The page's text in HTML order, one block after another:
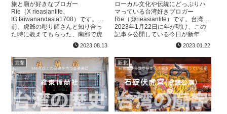
旅と廟が好きなブロガー
Rie（X rieasianlife、
IG taiwanandasia1708）です。以
前、虎爺の彫り師さんと知り合っ
た時に教えてもらった、南部で虎
爺が好きならいっとくべきスポッ
ト、嘉義の「新港」という小さな
町にやっと...
2023.08.13
ローカル文化や伝統にどっぷりハ
マっている台湾好きブロガー
Rie（@rieasianlife）です。台湾は
2023年1月22日に年が明け、この
記事を公開している今日が新年
（旧暦・農歴の1月1日）です。
2023年は卯（う・うさぎ）年、私
は198...
2023.01.22
宜蘭 新北